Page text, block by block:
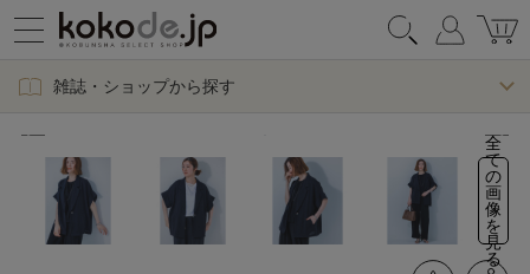
雑誌・ショップから探す
全
て
の
画
像
を
見
る